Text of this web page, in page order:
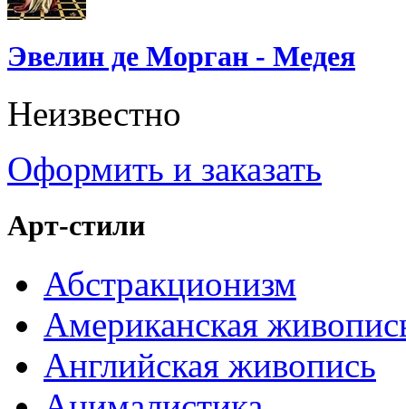
Эвелин де Морган - Медея
Неизвестно
Оформить и заказать
Арт-стили
Абстракционизм
Американская
Английская живопись